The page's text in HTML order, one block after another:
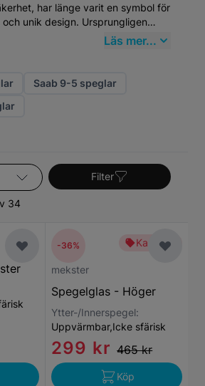
har länge varit en symbol för
unik design. Ursprungligen
en tillverkare av flygplan, började
deras strömlinjeformade design och
När det gäller Speglar, står
behov av högkvalitativa
Läs mer...
Saab 9-5 speglar
34
Filter
Kampanj
mekster
Spegelglas - Höger
Ytter-/Innerspegel:
Uppvärmbar,Icke sfärisk
299 kr 465 kr
-36%
Köp